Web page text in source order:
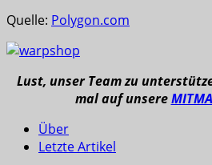
Quelle: Polygon.com
Lust, unser Team zu
mal auf unsere
Über
Letzte Artikel